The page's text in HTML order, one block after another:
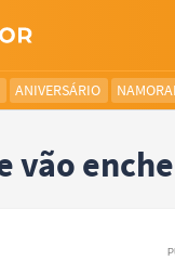
ANIVERSÁRIO
vão